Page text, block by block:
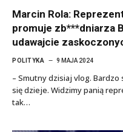
Marcin Rola:
promuje zb***dniarza
udawajcie
POLITYKA 9 MAJA 2024
– Smutny dzisiaj vlog.
się dzieje. Widzimy panią
tak…